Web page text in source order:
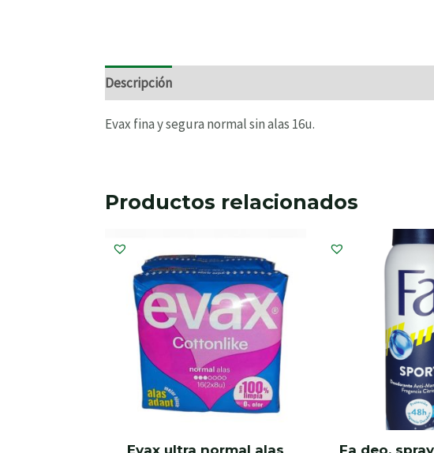
Descripción
Evax fina y segura normal sin alas 16u.
Productos relacionados